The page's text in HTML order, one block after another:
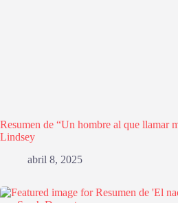
Resumen de “Un hombre al que llamar
Lindsey
abril 8, 2025